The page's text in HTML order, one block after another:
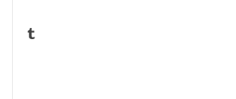
Tumblr